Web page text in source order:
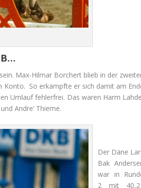
Max-Hilmar Borchert blieb in der
Konto. So erkämpfte er sich damit am
Umlauf fehlerfrei. Das waren Harm
Andre‘ Thieme.
Der Däne
Bak
war in
2 mit